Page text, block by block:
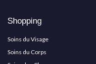
Shopping
Soins du Visage
Soins du Corps